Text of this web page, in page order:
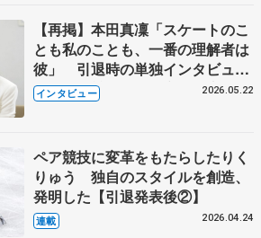
【再掲】本田真凜「スケートのこ
とも私のことも、一番の理解者は
彼」 引退時の単独インタビュー
で語った競技人生や家族、恋人、
これからの夢…
インタビュー 2026.05.22
ペア競技に変革をもたらしたりく
りゅう 独自のスタイルを創造、
発明した【引退発表後②】
連載 2026.04.24